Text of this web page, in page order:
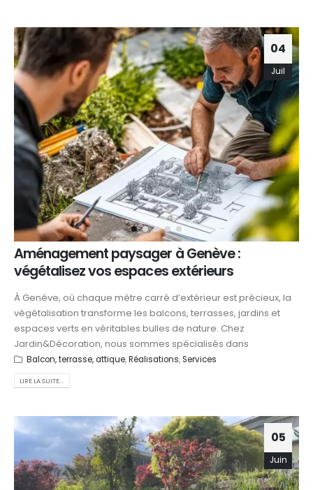
04
Juil
Aménagement paysager à Genève :
végétalisez vos espaces extérieurs
À Genève, où chaque mètre carré d’extérieur est précieux, la
végétalisation transforme les balcons, terrasses, jardins et
espaces verts en véritables bulles de nature. Chez
Jardin&Décoration, nous sommes spécialisés dans
Balcon, terrasse, attique,Réalisations,Services
LIRE LA SUITE...
05
Juin